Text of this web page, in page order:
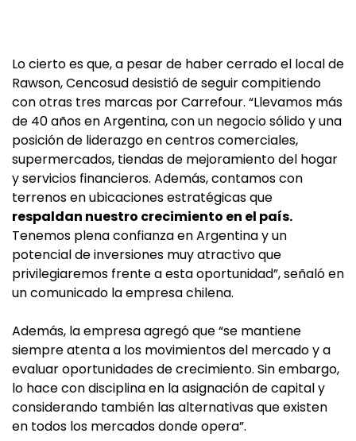
Lo cierto es que, a pesar de haber cerrado el local de
Rawson, Cencosud desistió de seguir compitiendo
con otras tres marcas por Carrefour. “Llevamos más
de 40 años en Argentina, con un negocio sólido y una
posición de liderazgo en centros comerciales,
supermercados, tiendas de mejoramiento del hogar
y servicios financieros. Además, contamos con
terrenos en ubicaciones estratégicas que
respaldan nuestro crecimiento en el país.
Tenemos plena confianza en Argentina y un
potencial de inversiones muy atractivo que
privilegiaremos frente a esta oportunidad”, señaló en
un comunicado la empresa chilena.
Además, la empresa agregó que “se mantiene
siempre atenta a los movimientos del mercado y a
evaluar oportunidades de crecimiento. Sin embargo,
lo hace con disciplina en la asignación de capital y
considerando también las alternativas que existen
en todos los mercados donde opera”.